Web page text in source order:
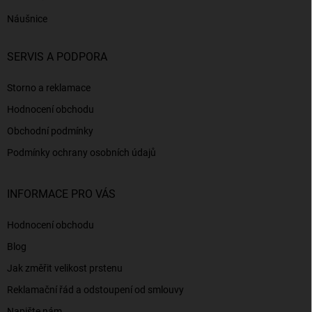
Náušnice
SERVIS A PODPORA
Storno a reklamace
Hodnocení obchodu
Obchodní podmínky
Podmínky ochrany osobních údajů
INFORMACE PRO VÁS
Hodnocení obchodu
Blog
Jak změřit velikost prstenu
Reklamační řád a odstoupení od smlouvy